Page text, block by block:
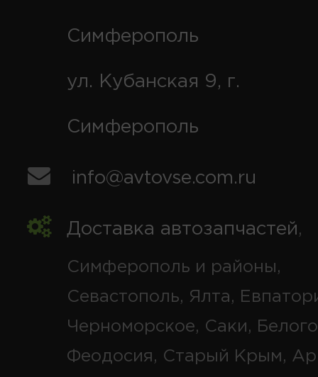
Симферополь
ул. Кубанская 9, г.
Симферополь
info@avtovse.com.ru
Доставка автозапчастей,
Симферополь и районы,
Севастополь, Ялта,
Черноморское, Саки,
Феодосия, Старый Крым,